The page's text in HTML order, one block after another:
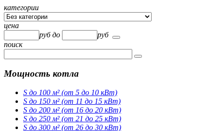
категории
цена
рубдо
руб
поиск
Мощность котла
S до 100 м² (от 5 до 10 кВт)
S до 150 м² (от 11 до 15 кВт)
S до 200 м² (от 16 до 20 кВт)
S до 250 м² (от 21 до 25 кВт)
S до 300 м² (от 26 до 30 кВт)